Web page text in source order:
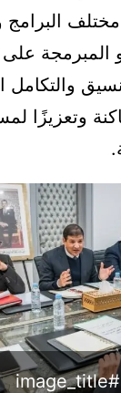
البرامج
المبرمجة
وتعزيزًا
#image_title